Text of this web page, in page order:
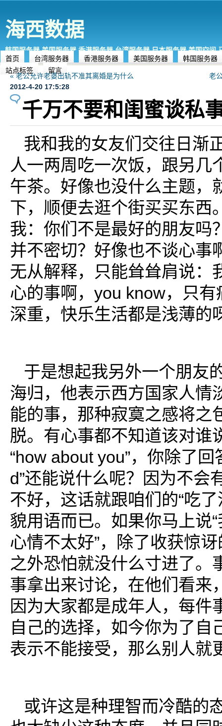
海西数据
韩国服务器,美国服务器,香港服务器,台湾服务器,日本服务器,美国空间
首页
台湾服务器 香港服务器 美国服务器
韩国服务器
站点标签
留言
« 老公允许老婆出轨不准其离婚是为什么
老
2012-4-20 17:5:28
千万不要和闺蜜谈私
我和我的女友们交往日渐
人一两周吃一次饭，跟另几
午茶。好像也没什么主题，
下，顺便去逛个街买买东西
我：你们不是最好的朋友吗
并不密切？好像也不谈心
无从解释，只能耸耸肩说：
心的事啊，you know，只
深重，快乐生活都是浅薄的
于是想起我另外一个朋友
海归，他表示西方国家人情
能的事，那种寂寞之感将之
脱。有心事都不知道该对谁
“how about you”，你除了回
d”还能说什么呢？因为不会
不好，这话就跟咱们的“吃
貌用语而已。如果你马上说“
心情不太好”，除了收获惊讶
之外恐怕就没什么寸进了。
事拿出来讨论，在他们看来
因为大家都是成年人，每件
自己的选择，如今你为了自
表示不能接受，那么别人就
或许这是种理智而冷酷的